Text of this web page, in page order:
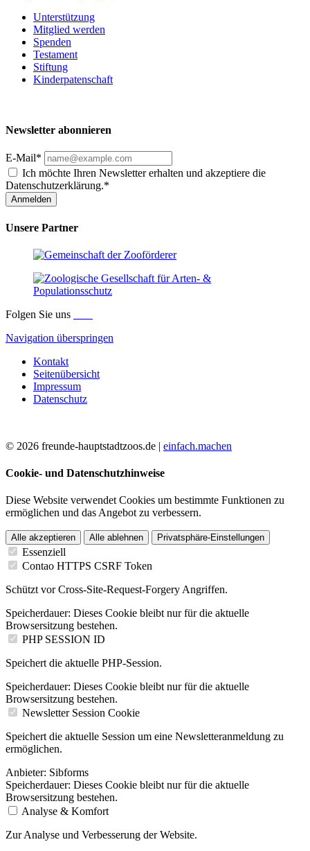
Unterstützung
Mitglied werden
Spenden
Testament
Stiftung
Kinderpatenschaft
Newsletter abonnieren
E-Mail*
Ich möchte Ihren Newsletter erhalten und akzeptiere die
Datenschutzerklärung.*
Anmelden
Unsere Partner
Folgen Sie uns
Navigation überspringen
Kontakt
Seitenübersicht
Impressum
Datenschutz
© 2026 freunde-hauptstadtzoos.de | einfach.machen
Cookie- und Datenschutzhinweise
Diese Website verwendet Cookies um bestimmte Funktionen zu
ermöglichen und das Angebot zu verbessern.
Alle akzeptieren Alle ablehnen Privatsphäre-Einstellungen
Essenziell
Contao HTTPS CSRF Token
Schützt vor Cross-Site-Request-Forgery Angriffen.
Speicherdauer: Dieses Cookie bleibt nur für die aktuelle
Browsersitzung bestehen.
PHP SESSION ID
Speichert die aktuelle PHP-Session.
Speicherdauer: Dieses Cookie bleibt nur für die aktuelle
Browsersitzung bestehen.
Newsletter Session Cookie
Speichert die aktuelle Session um eine Newsletteranmeldung zu
ermöglichen.
Anbieter: Sibforms
Speicherdauer: Dieses Cookie bleibt nur für die aktuelle
Browsersitzung bestehen.
Analyse & Komfort
Zur Analyse und Verbesserung der Website.